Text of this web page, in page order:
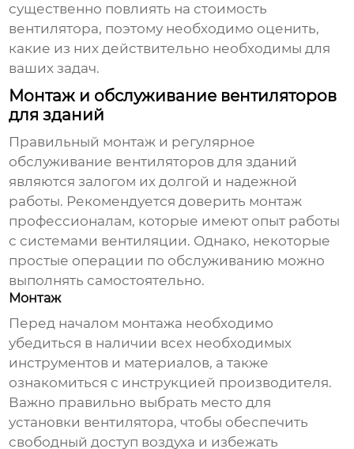
существенно повлиять на стоимость
вентилятора, поэтому необходимо оценить,
какие из них действительно необходимы для
ваших задач.
Монтаж и обслуживание вентиляторов
для зданий
Правильный монтаж и регулярное
обслуживание вентиляторов для зданий
являются залогом их долгой и надежной
работы. Рекомендуется доверить монтаж
профессионалам, которые имеют опыт работы
с системами вентиляции. Однако, некоторые
простые операции по обслуживанию можно
выполнять самостоятельно.
Монтаж
Перед началом монтажа необходимо
убедиться в наличии всех необходимых
инструментов и материалов, а также
ознакомиться с инструкцией производителя.
Важно правильно выбрать место для
установки вентилятора, чтобы обеспечить
свободный доступ воздуха и избежать